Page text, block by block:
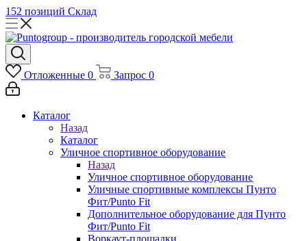
152 позиций Склад
Отложенные 0 Запрос 0
Каталог
Назад
Каталог
Уличное спортивное оборудование
Назад
Уличное спортивное оборудование
Уличные спортивные комплексы Пунто
Фит/Punto Fit
Дополнительное оборудование для Пунто
Фит/Punto Fit
Воркаут-площадки